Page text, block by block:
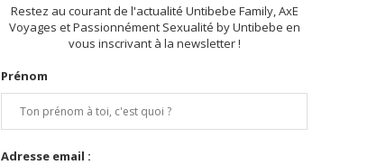
Restez au courant de l'actualité Untibebe Family, AxE
Voyages et Passionnément Sexualité by Untibebe en
vous inscrivant à la newsletter !
Prénom
Adresse email :